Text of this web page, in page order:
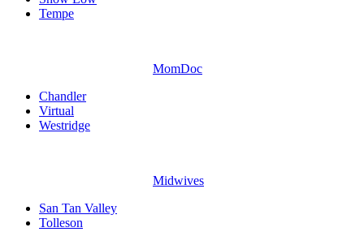
Tempe
MomDoc
Chandler
Virtual
Westridge
Midwives
San Tan Valley
Tolleson